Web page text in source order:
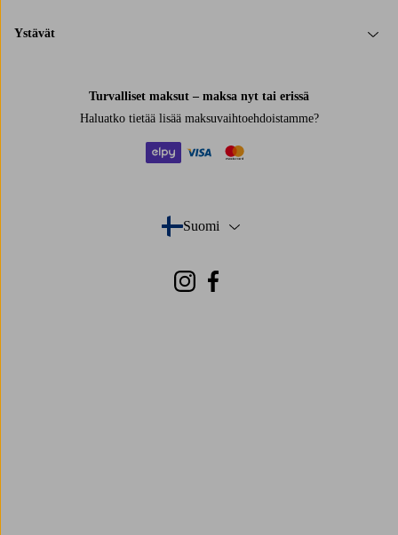
Ystävät
Turvalliset maksut – maksa nyt tai erissä
Haluatko tietää lisää maksuvaihtoehdoistamme?
Suomi
- Valitse maa